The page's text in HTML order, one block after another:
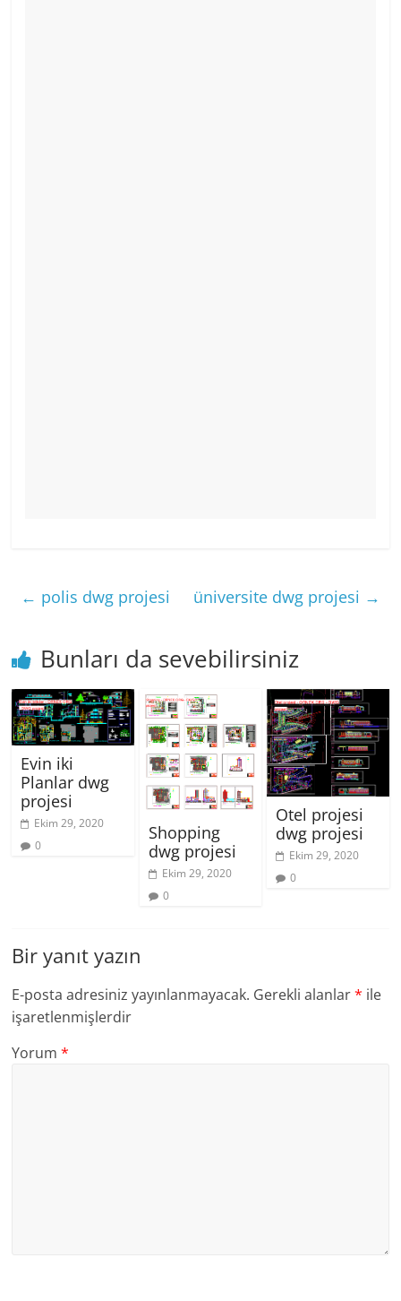
← polis dwg projesi üniversite dwg projesi →
Bunları da sevebilirsiniz
Evin iki
Planlar dwg
projesi
Ekim 29, 2020
0
Shopping
dwg projesi
Ekim 29, 2020
0
Otel projesi
dwg projesi
Ekim 29, 2020
0
Bir yanıt yazın
E-posta adresiniz yayınlanmayacak. Gerekli alanlar* ile
işaretlenmişlerdir
Yorum*